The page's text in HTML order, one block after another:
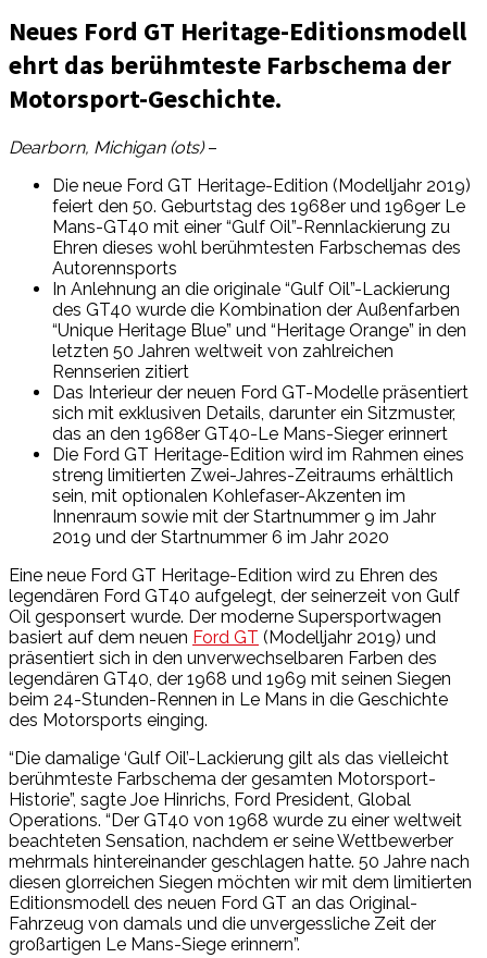
Neues Ford GT Heritage-Editionsmodell
ehrt das berühmteste Farbschema der
Motorsport-Geschichte.
Dearborn, Michigan (ots)–
Die neue Ford GT Heritage-Edition (Modelljahr 2019)
feiert den 50. Geburtstag des 1968er und 1969er Le
Mans-GT40 mit einer “Gulf Oil”-Rennlackierung zu
Ehren dieses wohl berühmtesten Farbschemas des
Autorennsports
In Anlehnung an die originale “Gulf Oil”-Lackierung
des GT40 wurde die Kombination der Außenfarben
“Unique Heritage Blue” und “Heritage Orange” in den
letzten 50 Jahren weltweit von zahlreichen
Rennserien zitiert
Das Interieur der neuen Ford GT-Modelle präsentiert
sich mit exklusiven Details, darunter ein Sitzmuster,
das an den 1968er GT40-Le Mans-Sieger erinnert
Die Ford GT Heritage-Edition wird im Rahmen eines
streng limitierten Zwei-Jahres-Zeitraums erhältlich
sein, mit optionalen Kohlefaser-Akzenten im
Innenraum sowie mit der Startnummer 9 im Jahr
2019 und der Startnummer 6 im Jahr 2020
Eine neue Ford GT Heritage-Edition wird zu Ehren des
legendären Ford GT40 aufgelegt, der seinerzeit von Gulf
Oil gesponsert wurde. Der moderne Supersportwagen
basiert auf dem neuen Ford GT (Modelljahr 2019) und
präsentiert sich in den unverwechselbaren Farben des
legendären GT40, der 1968 und 1969 mit seinen Siegen
beim 24-Stunden-Rennen in Le Mans in die Geschichte
des Motorsports einging.
“Die damalige ‘Gulf Oil’-Lackierung gilt als das vielleicht
berühmteste Farbschema der gesamten Motorsport-
Historie”, sagte Joe Hinrichs, Ford President, Global
Operations. “Der GT40 von 1968 wurde zu einer weltweit
beachteten Sensation, nachdem er seine Wettbewerber
mehrmals hintereinander geschlagen hatte. 50 Jahre nach
diesen glorreichen Siegen möchten wir mit dem limitierten
Editionsmodell des neuen Ford GT an das Original-
Fahrzeug von damals und die unvergessliche Zeit der
großartigen Le Mans-Siege erinnern”.